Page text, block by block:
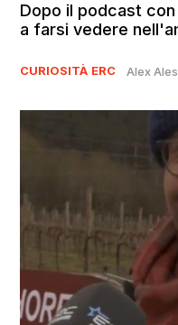
Dopo il podcast
a farsi vedere
CURIOSITÀ ERC Alex